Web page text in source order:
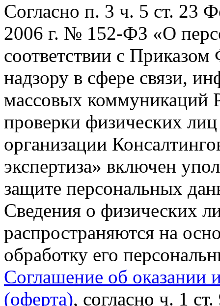
Согласно п. 3 ч. 5 ст. 23
2006 г. № 152-ФЗ «О
соответствии с
надзору в сфере связи,
массовых коммуникаций
проверки физических
организации
экспертиза» включен
защите персональных
Сведения о физических
распространяются на
обработку его
Соглашение об оказании
(оферта), согласно ч. 1